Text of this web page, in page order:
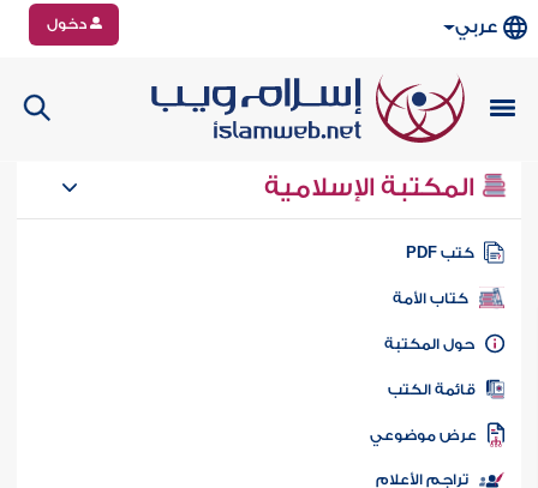
عربي دخول
المكتبة الإسلامية
كتب PDF
كتاب الأمة
المكتبة
الكتب